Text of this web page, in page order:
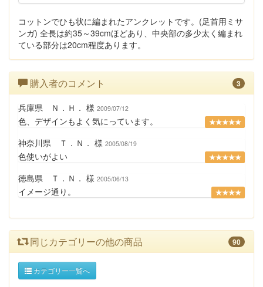
コットンでひも状に編まれたアンクレットです。(足首用ミサ
ンガ) 全長は約35～39cmほどあり、中央部の多少太く編まれ
ている部分は20cm程度あります。
購入者のコメント 3
兵庫県 Ｎ．Ｈ． 様 2009/07/12
★★★★★
色、デザインもよく気にっています。
神奈川県 Ｔ．Ｎ． 様 2005/08/19
★★★★★
色使いがよい
徳島県 Ｔ．Ｎ． 様 2005/06/13
★★★★
イメージ通り。
同じカテゴリーの他の商品 90
カテゴリー一覧へ